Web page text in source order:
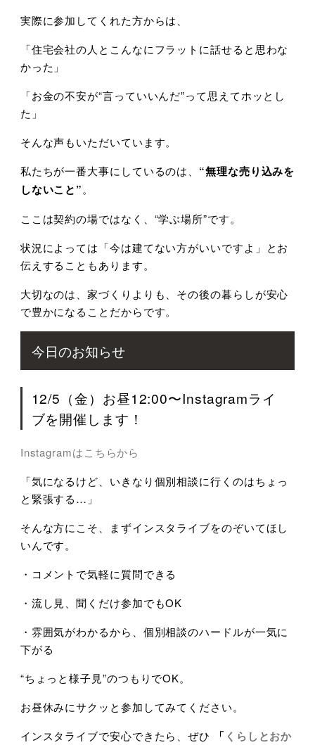
実際に参加してくれた方からは、
「住宅会社の人とこんなにフラットに話せると思わな
かった」
「お金の不安が“言っていいんだ”って思えてホッとし
た」
そんな声もいただいています。
私たちが一番大事にしているのは、 “無理な売り込みを
しないこと”。
ここは契約の場ではなく、“学ぶ場所”です。
状況によっては「今は建てない方がいいですよ」とお
伝えすることもあります。
大切なのは、家づくりよりも、その後の暮らしが安心
で豊かになることだからです。
今日のお知らせ
12/5（金）お昼12:00〜Instagramライ
ブを開催します！
Instagramはこちらから
「気になるけど、いきなり個別相談に行くのはちょっ
と緊張する…」
そんな方にこそ、まずインスタライブをのぞいてほし
いんです。
・コメントで気軽に質問できる
・流し見、聞くだけ参加でもOK
・雰囲気がわかるから、個別相談のハードルが一気に
下がる
“ちょっと様子見”のつもりでOK。
お昼休みにサクッと参加してみてください。
インスタライブで安心できたら、ぜひ
「 くらしとおか